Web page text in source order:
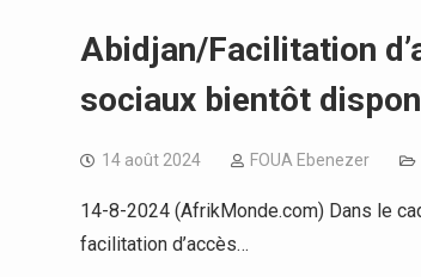
Abidjan/Facilitation
sociaux bientôt
14 août 2024 FOUA Ebenezer
14-8-2024 (AfrikMonde.com) Dans le
facilitation d’accès…